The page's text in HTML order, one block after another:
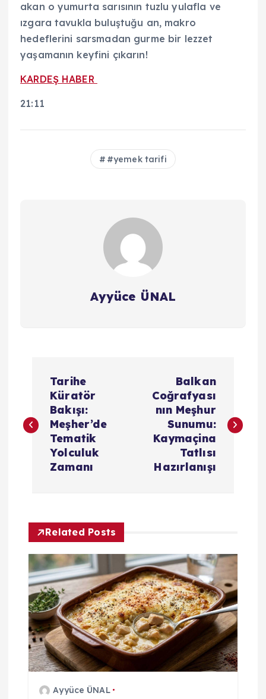
akan o yumurta sarısının tuzlu yulafla ve
ızgara tavukla buluştuğu an, makro
hedeflerini sarsmadan gurme bir lezzet
yaşamanın keyfini çıkarın!
KARDEŞ HABER
21:11
#yemek tarifi
Ayyüce ÜNAL
z
e
z
n
m
e
Tarihe
Küratör
Bakışı:
Meşher’de
Tematik
Yolculuk
Zamanı
Balkan
Coğrafyası
nın Meşhur
Sunumu:
Kaymaçina
Tatlısı
Hazırlanışı
Related Posts
Ayyüce ÜNAL